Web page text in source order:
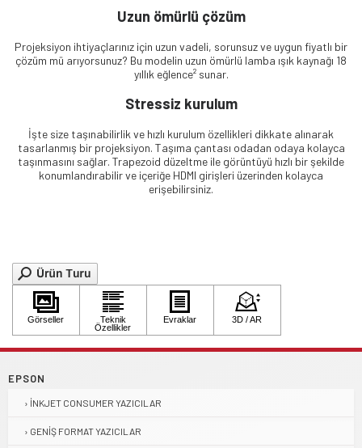
Uzun ömürlü çözüm
Projeksiyon ihtiyaçlarınız için uzun vadeli, sorunsuz ve uygun fiyatlı bir
çözüm mü arıyorsunuz? Bu modelin uzun ömürlü lamba ışık kaynağı 18
yıllık eğlence² sunar.
Stressiz kurulum
İşte size taşınabilirlik ve hızlı kurulum özellikleri dikkate alınarak
tasarlanmış bir projeksiyon. Taşıma çantası odadan odaya kolayca
taşınmasını sağlar. Trapezoid düzeltme ile görüntüyü hızlı bir şekilde
konumlandırabilir ve içeriğe HDMI girişleri üzerinden kolayca
erişebilirsiniz.
EPSON
İNKJET CONSUMER YAZICILAR
GENIŞ FORMAT YAZICILAR